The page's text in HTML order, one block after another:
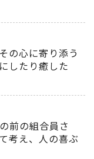
の心に寄り添う
したり癒した
前の組合員さ
考え、人の喜ぶ